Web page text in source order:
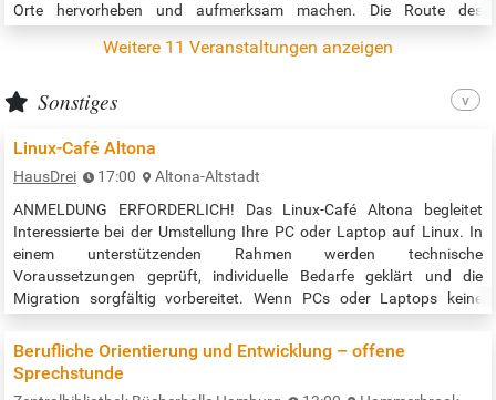
Orte hervorheben und aufmerksam machen. Die Route des
ist speziell für Fahrradtouren ausgelegt. Je nach Tempo dauert sie
Weitere 11 Veranstaltungen anzeigen
Sonstiges
Linux-Café Altona
HausDrei 17:00
Altona-Altstadt
ANMELDUNG ERFORDERLICH! Das Linux-Café Altona begleitet
Interessierte bei der Umstellung Ihre PC oder Laptop auf Linux. In
einem unterstützenden Rahmen werden technische
Voraussetzungen geprüft, individuelle Bedarfe geklärt und die
Migration sorgfältig vorbereitet. Wenn PCs oder Laptops keine
Betriebssystem nicht mehr den eigenen Anforderungen entspricht,
stellt sich häufig die Frage nach einer…
Berufliche Orientierung und Entwicklung – offene
Sprechstunde